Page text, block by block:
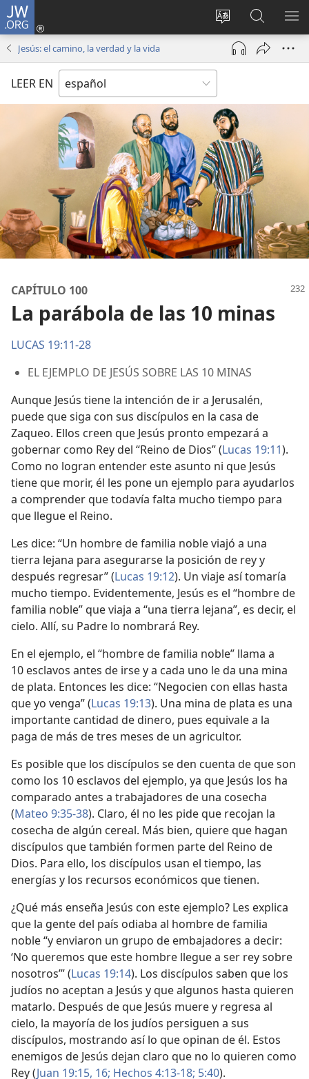
JW.ORG
Cambiar
idioma
del sitio
Iniciar
sesión
(abre
nueva
en
jw.org
Jesús: el camino, la verdad y la vida
LEER EN
CAPÍTULO 100
La parábola de las 10 minas
LUCAS 19:11-28
EL EJEMPLO DE JESÚS SOBRE LAS 10 MINAS
Aunque Jesús tiene la intención de ir a Jerusalén,
puede que siga con sus discípulos en la casa de
Zaqueo. Ellos creen que Jesús pronto empezará a
gobernar como Rey del “Reino de Dios” (Lucas 19:11).
Como no logran entender este asunto ni que Jesús
tiene que morir, él les pone un ejemplo para ayudarlos
a comprender que todavía falta mucho tiempo para
que llegue el Reino.
Les dice: “Un hombre de familia noble viajó a una
tierra lejana para asegurarse la posición de rey y
después regresar” (Lucas 19:12). Un viaje así tomaría
mucho tiempo. Evidentemente, Jesús es el “hombre de
familia noble” que viaja a “una tierra lejana”, es decir, el
cielo. Allí, su Padre lo nombrará Rey.
En el ejemplo, el “hombre de familia noble” llama a
10 esclavos antes de irse y a cada uno le da una mina
de plata. Entonces les dice: “Negocien con ellas hasta
que yo venga” (Lucas 19:13). Una mina de plata es una
importante cantidad de dinero, pues equivale a la
paga de más de tres meses de un agricultor.
Es posible que los discípulos se den cuenta de que son
como los 10 esclavos del ejemplo, ya que Jesús los ha
comparado antes a trabajadores de una cosecha
(Mateo 9:35-38). Claro, él no les pide que recojan la
cosecha de algún cereal. Más bien, quiere que hagan
discípulos que también formen parte del Reino de
Dios. Para ello, los discípulos usan el tiempo, las
energías y los recursos económicos que tienen.
¿Qué más enseña Jesús con este ejemplo? Les explica
que la gente del país odiaba al hombre de familia
noble “y enviaron un grupo de embajadores a decir:
‘No queremos que este hombre llegue a ser rey sobre
nosotros’” (Lucas 19:14). Los discípulos saben que los
judíos no aceptan a Jesús y que algunos hasta quieren
matarlo. Después de que Jesús muere y regresa al
cielo, la mayoría de los judíos persiguen a sus
discípulos, mostrando así lo que opinan de él. Estos
enemigos de Jesús dejan claro que no lo quieren como
Rey (Juan 19:15, 16; Hechos 4:13-18; 5:40).